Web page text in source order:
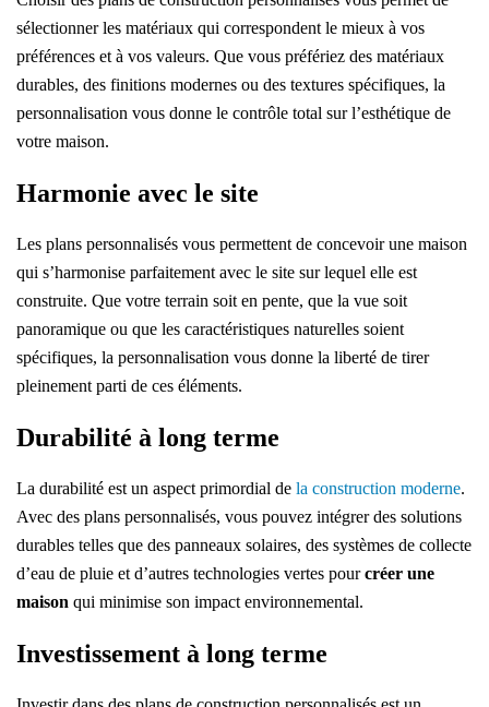
sélectionner les matériaux qui correspondent le mieux à vos
préférences et à vos valeurs. Que vous préfériez des matériaux
durables, des finitions modernes ou des textures spécifiques, la
personnalisation vous donne le contrôle total sur l’esthétique de
votre maison.
Harmonie avec le site
Les plans personnalisés vous permettent de concevoir une maison
qui s’harmonise parfaitement avec le site sur lequel elle est
construite. Que votre terrain soit en pente, que la vue soit
panoramique ou que les caractéristiques naturelles soient
spécifiques, la personnalisation vous donne la liberté de tirer
pleinement parti de ces éléments.
Durabilité à long terme
La durabilité est un aspect primordial de la construction moderne.
Avec des plans personnalisés, vous pouvez intégrer des solutions
durables telles que des panneaux solaires, des systèmes de collecte
d’eau de pluie et d’autres technologies vertes pourcréer une
maison qui minimise son impact environnemental.
Investissement à long terme